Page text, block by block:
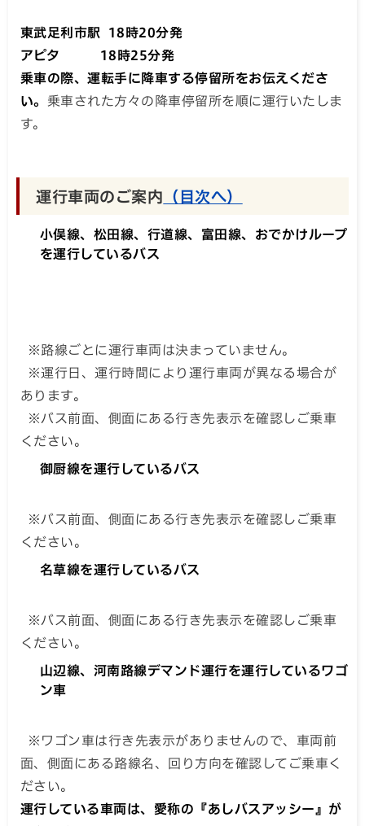
東武足利市駅 18時20分発
アピタ 18時25分発
乗車の際、運転手に降車する停留所をお伝えくださ
い。 乗車された方々の降車停留所を順に運行いたしま
す。
運行車両のご案内 （目次へ）
小俣線、松田線、行道線、富田線、おでかけループ
を運行しているバス
※路線ごとに運行車両は決まっていません。
※運行日、運行時間により運行車両が異なる場合が
あります。
※バス前面、側面にある行き先表示を確認しご乗車
ください。
御厨線を運行しているバス
※バス前面、側面にある行き先表示を確認しご乗車
ください。
名草線を運行しているバス
※バス前面、側面にある行き先表示を確認しご乗車
ください。
山辺線、河南路線デマンド運行を運行しているワゴ
ン車
※ワゴン車は行き先表示がありませんので、車両前
面、側面にある路線名、回り方向を確認してご乗車く
ださい。
運行している車両は、愛称の『あしバスアッシー』が